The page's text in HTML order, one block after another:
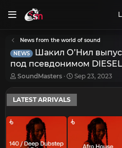
News from the world of sound
NEWS
Шакил О’Нил
под псевдонимом
T
r
e
a
d
a
SoundMasters
S
a
t
d
a
Sep 23, 2023
LATEST ARRIVALS